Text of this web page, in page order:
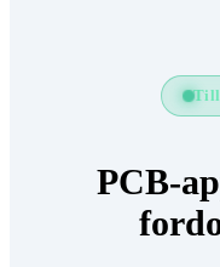
PCB-